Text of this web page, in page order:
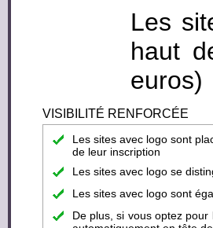
Les
haut
euros)
VISIBILITÉ RENFORCÉE
Les sites avec logo sont
de leur inscription
Les sites avec logo se
Les sites avec logo sont
De plus, si vous optez pour